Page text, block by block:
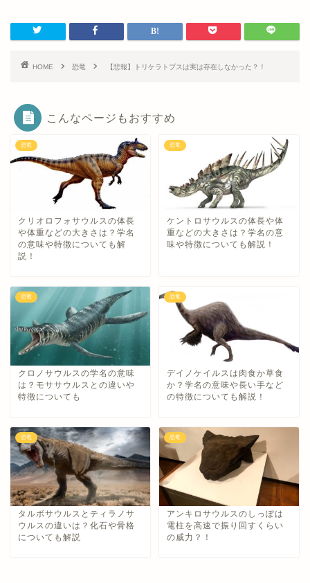
HOME 恐竜 【悲報】トリケラトプスは実は存在しなかった？！
こんなページもおすすめ
恐竜
クリオロフォサウルスの体長
や体重などの大きさは？学名
の意味や特徴についても解
説！
恐竜
ケントロサウルスの体長や体
重などの大きさは？学名の意
味や特徴についても解説！
恐竜
クロノサウルスの学名の意味
は？モササウルスとの違いや
特徴についても
恐竜
デイノケイルスは肉食か草食
か？学名の意味や長い手など
の特徴についても解説！
恐竜
タルボサウルスとティラノサ
ウルスの違いは？化石や骨格
についても解説
恐竜
アンキロサウルスのしっぽは
電柱を高速で振り回すくらい
の威力？！